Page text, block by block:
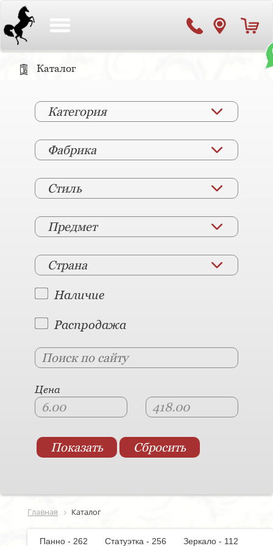
Каталог
Категория
Фабрика
Стиль
Предмет
Страна
Наличие
Распродажа
Цена
Главная Каталог
Панно - 262 Статуэтка - 256
Зеркало - 112